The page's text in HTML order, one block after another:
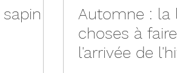
Automne : la
choses à
l'arrivée de